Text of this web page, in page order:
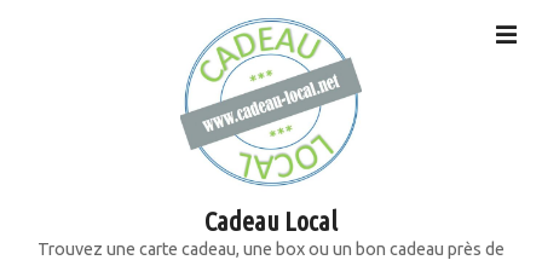
Cadeau Local
Trouvez une carte cadeau, une box ou un bon cadeau près de